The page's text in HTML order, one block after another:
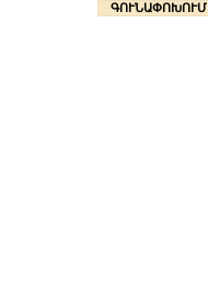
ԳՈՒՆԱՓՈԽՈՒՄ